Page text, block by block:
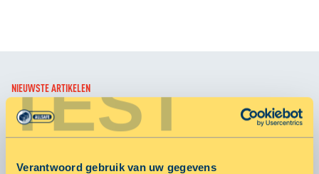
TEST
Verantwoord gebruik van uw gegevens
NIEUWSTE ARTIKELEN
ALLSAFE Group neemt een belang in Blis Digital
18 maart 2025 door niels